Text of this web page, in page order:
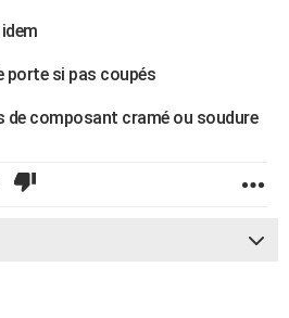
porte si pas coupés
de composant cramé ou soudure